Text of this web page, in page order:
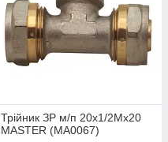
Трійник ЗР м/п 20x1/2Mx20
MASTER (MA0067)